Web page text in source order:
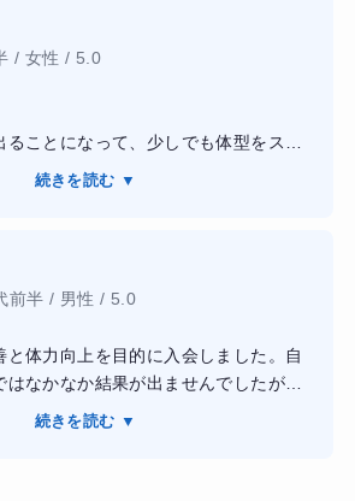
も、わたしが飽きっぽい性格なのを
込みすぎず一つ一つ丁寧に対応して
す。
ても、調理法から食べ方など細かい部
おかげで、早い段階から体重を落とす
しかったです。
ーさんのおかげで、日常の食生活や健
、ライザップに通って良い事とばか
/ 女性 / 5.0
ことになって、少しでも体型をスリ
入会。
表示がなく、いつ改善されるか不明
になっていた。
入会特典で、アプリで連携できる体重
記録も楽に続けられた。ただ深夜に利
スタッフさんがいる時に利用してアド
トレーニングしてみたかった。（現在
続きを読む ▼
前半 / 男性 / 5.0
と体力向上を目的に入会しました。自
なかなか結果が出ませんでしたが、
がトレーニングだけでなく食事面まで
続きを読む ▼